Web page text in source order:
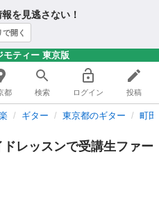
を見逃さない！
で開く
モティー 東京版
都 検索 ログイン 投稿
ギター 東京都のギター 町
レッスンで受講生ファー